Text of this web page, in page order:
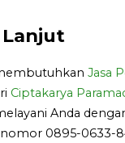
Jasa
Ciptakarya
Anda
0895-0633-